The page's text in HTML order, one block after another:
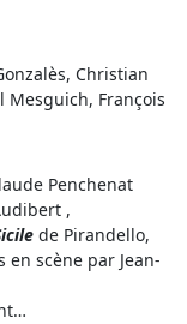
Christian
Mesguich, François
Penchenat
,
de Pirandello,
en scène par Jean-